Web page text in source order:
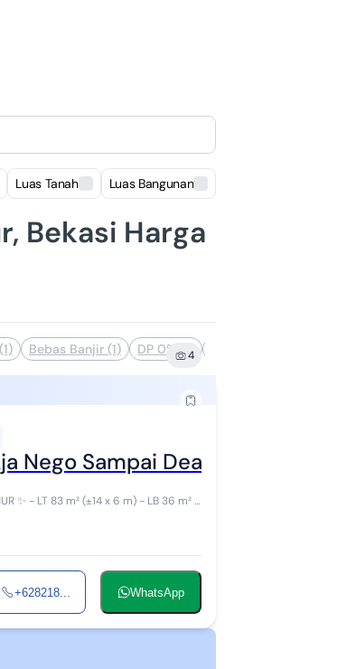
Luas Tanah Luas Bangunan
Bekasi Harga
Bebas Banjir (1) DP 0% (1)
4
Nego Sampai Deal!! Perum
m² -
+628218... WhatsApp